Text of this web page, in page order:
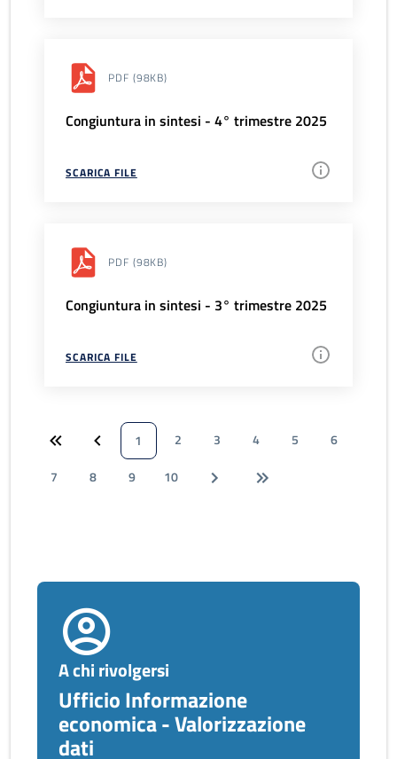
PDF (98KB)
Congiuntura in sintesi - 4° trimestre 2025
SCARICA FILE
PDF (98KB)
Congiuntura in sintesi - 3° trimestre 2025
SCARICA FILE
1 2 3 4 5
6
7
8 9 10
A chi rivolgersi
Ufficio Informazione
economica - Valorizzazione
dati